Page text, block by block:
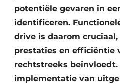
potentiële gevaren in
identificeren.
drive is daarom
prestaties en efficiëntie
rechtstreeks
implementatie van